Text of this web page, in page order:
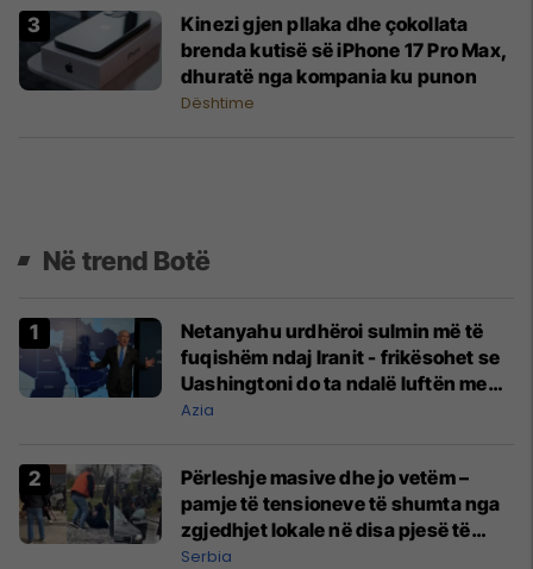
Kinezi gjen pllaka dhe çokollata
brenda kutisë së iPhone 17 Pro Max,
dhuratë nga kompania ku punon
Dështime
Në trend Botë
Netanyahu urdhëroi sulmin më të
fuqishëm ndaj Iranit - frikësohet se
Uashingtoni do ta ndalë luftën me
Teheranin
Azia
Përleshje masive dhe jo vetëm –
pamje të tensioneve të shumta nga
zgjedhjet lokale në disa pjesë të
Serbisë
Serbia